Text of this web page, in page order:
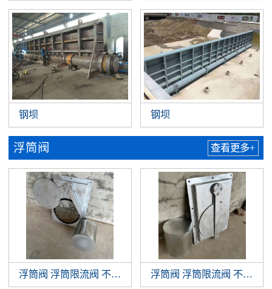
钢坝 钢坝
浮筒阀 查看更多+
浮筒阀 浮筒限流阀 不锈钢浮筒阀 浮球阀